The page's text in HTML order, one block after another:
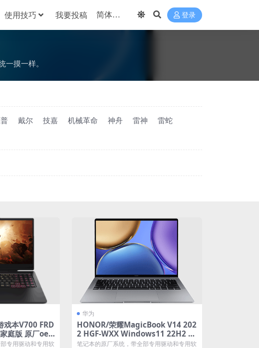
使用技巧 我要投稿 登录
摸一样。
戴尔 技嘉 机械革命 神舟 雷神
雷蛇
戏本V700 FRD
庭版 原厂oe
专用驱动和专用软
华为
HONOR/荣耀MagicBook V14 202
2 HGF-WXX Windows11 22H2 家
庭版 原厂oem系统
笔记本的原厂系统，带全部专用驱动和专用软